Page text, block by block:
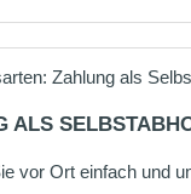
ALS
vor Ort einfach und